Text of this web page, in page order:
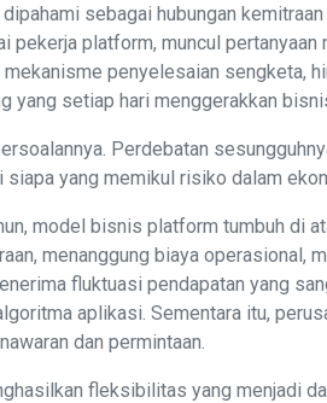
sebagai hubungan
pekerja platform, muncul pertanyaan
penyelesaian sengketa,
yang setiap hari menggerakkan
Perdebatan
siapa yang memikul risiko dalam
model bisnis platform tumbuh di
menanggung biaya operasional,
fluktuasi pendapatan yang
aplikasi. Sementara itu,
dan permintaan.
fleksibilitas yang menjadi